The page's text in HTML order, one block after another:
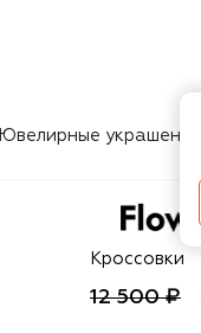
Ювелирные украшения
Flower
Кроссовки
12 500 ₽